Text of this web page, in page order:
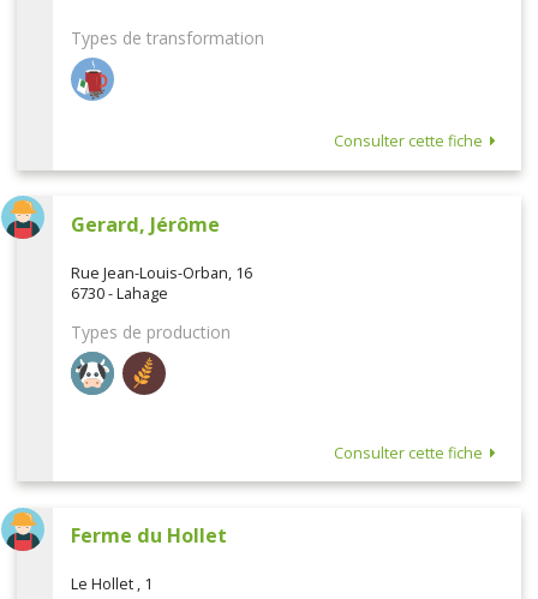
Types de transformation
Consulter cette fiche
Gerard, Jérôme
Rue Jean-Louis-Orban, 16
6730 - Lahage
Types de production
Consulter cette fiche
Ferme du Hollet
Le Hollet , 1